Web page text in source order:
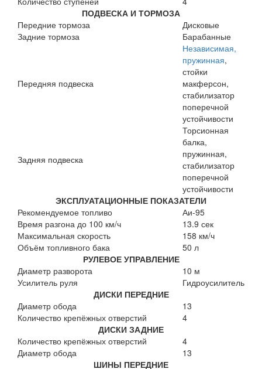
ПОДВЕСКА И ТОРМОЗА
Передние тормоза
Дисковые
Задние тормоза
Барабанные
Передняя подвеска
Независимая,
пружинная,
стойки
макферсон,
стабилизатор
поперечной
устойчивости
Задняя подвеска
Торсионная
балка,
пружинная,
стабилизатор
поперечной
устойчивости
ЭКСПЛУАТАЦИОННЫЕ ПОКАЗАТЕЛИ
Рекомендуемое топливо
Аи-95
Время разгона до 100 км/ч
13.9 сек
Максимальная скорость
158 км/ч
Объём топливного бака
50 л
РУЛЕВОЕ УПРАВЛЕНИЕ
Диаметр разворота
10 м
Усилитель руля
Гидроусилитель
ДИСКИ ПЕРЕДНИЕ
Диаметр обода
13
Количество крепёжных отверстий
4
ДИСКИ ЗАДНИЕ
Количество крепёжных отверстий
4
Диаметр обода
13
ШИНЫ ПЕРЕДНИЕ